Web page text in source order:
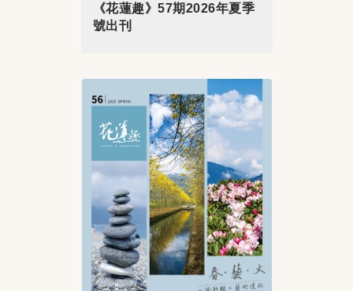
《花蓮趣》57期2026年夏季
號出刊